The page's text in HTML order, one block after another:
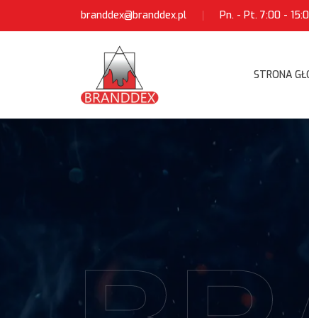
branddex@branddex.pl Pn. - Pt. 7:00 -
STRONA